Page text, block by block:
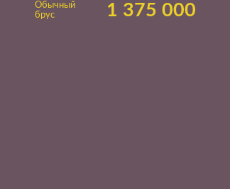
Обычный
брус
1 375 000